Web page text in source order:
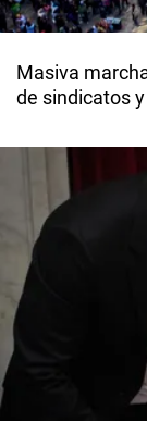
Masiva
de sindicatos